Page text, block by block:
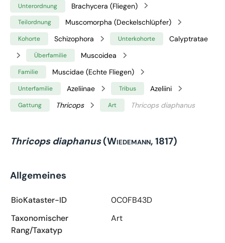
Unterordnung Brachycera (Fliegen)
Teilordnung Muscomorpha (Deckelschlüpfer)
Kohorte Schizophora Unterkohorte Calyptratae
Überfamilie Muscoidea
Familie Muscidae (Echte Fliegen)
Unterfamilie Azeliinae Tribus Azeliini
Gattung Thricops Art Thricops diaphanus
Thricops diaphanus(Wiedemann, 1817)
Allgemeines
BioKataster-ID
0C0FB43D
Taxonomischer
Rang/Taxatyp
Art